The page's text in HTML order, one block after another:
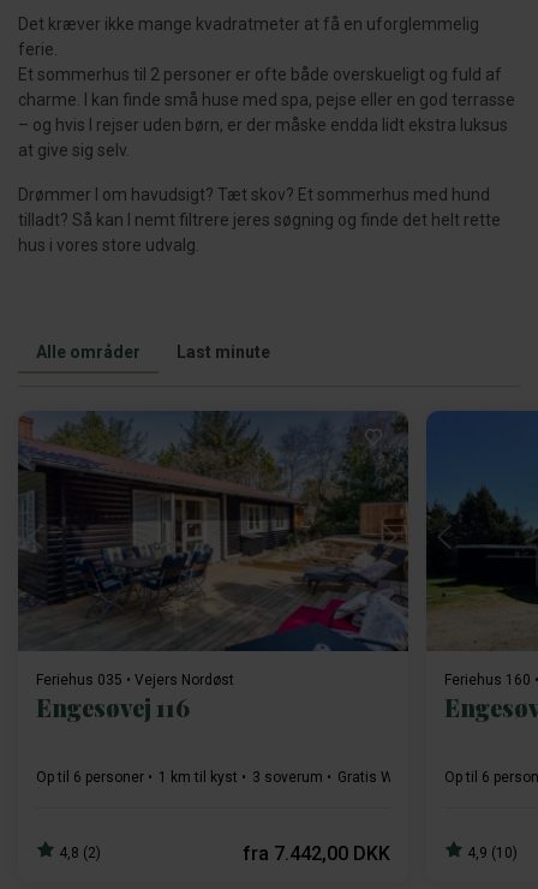
Det kræver ikke mange kvadratmeter at få en uforglemmelig
ferie.
Et sommerhus til 2 personer er ofte både overskueligt og fuld af
charme. I kan finde små huse med spa, pejse eller en god terrasse
– og hvis I rejser uden børn, er der måske endda lidt ekstra luksus
at give sig selv.
Drømmer I om havudsigt? Tæt skov? Et sommerhus med hund
tilladt? Så kan I nemt filtrere jeres søgning og finde det helt rette
hus i vores store udvalg.
Alle områder Last minute
Indlæser...
Feriehus 035 • Vejers Nordøst
Engesøvej 116
Op til 6 personer 1 km til kyst 3 soverum Gratis Wi-Fi
4,8 (2) fra 7.442,00 DKK
Feriehus 160
Op til 6
4,9 (10)